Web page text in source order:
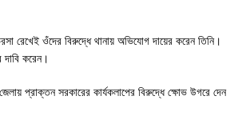
রেখেই ওঁদের বিরুদ্ধে থানায় অভিযোগ দায়ের করেন তিনি।
করেন।
প্রাক্তন সরকারের কার্যকলাপের বিরুদ্ধে ক্ষোভ উগরে দেন